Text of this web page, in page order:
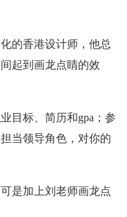
的香港设计师，他总
起到画龙点睛的效
目标、简历和gpa；参
当领导角色，对你的
是加上刘老师画龙点